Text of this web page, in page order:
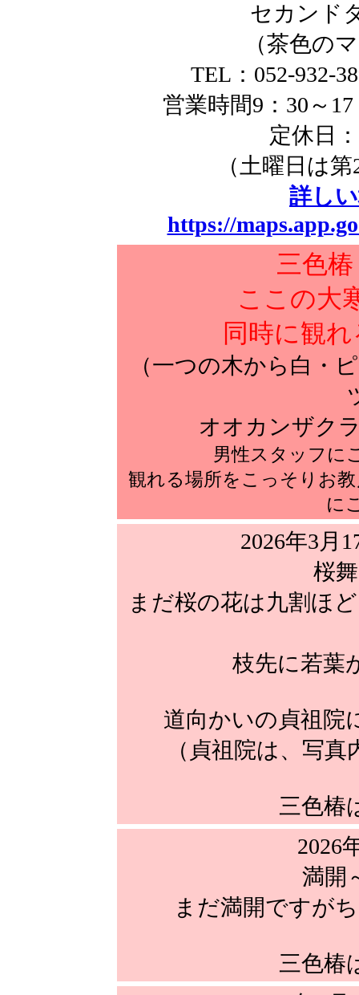
セカンド
（茶色の
TEL：052-932-
営業時間9：30～
定休日
（土曜日は
詳し
https://
三色
ここの大
同時に観
（一つの木から白・
オオカンザク
男性スタッフに
観れる場所をこっそりお
に
2026年3月
桜
まだ桜の花は九割ほ
枝先に若葉
道向かいの貞祖院
（貞祖院は、写
三色椿
2026
満開
まだ満開ですが
三色椿